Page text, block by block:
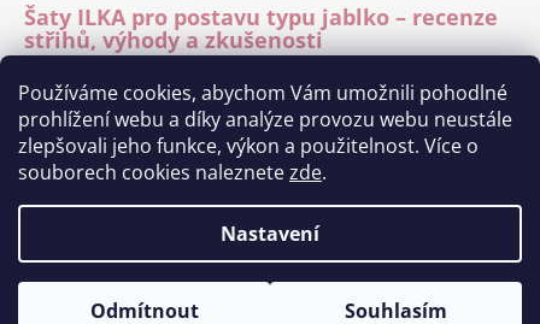
Používáme cookies, abychom Vám umožnili pohodlné
prohlížení webu a díky analýze provozu webu neustále
zlepšovali jeho funkce, výkon a použitelnost. Více o
souborech cookies naleznetezde.
Nastavení
Odmítnout Souhlasím
Šaty ILKA pro postavu typu jablko – recenze
střihů, výhody a zkušenosti
Mléčné hedvábí – recenze materiálu
15.7.2026
Módní přehlídka Charita Tábor 11.6.2026
1.7.2026
Copyright 2026Ilka fashion . Všechna práva vyhrazena.